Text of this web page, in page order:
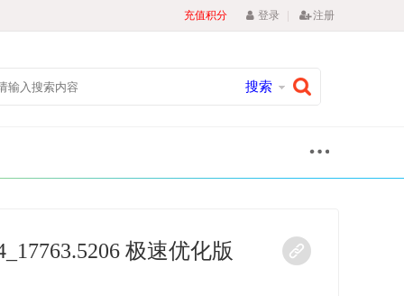
充值积分 登录 | 注册
搜索
极速优化版